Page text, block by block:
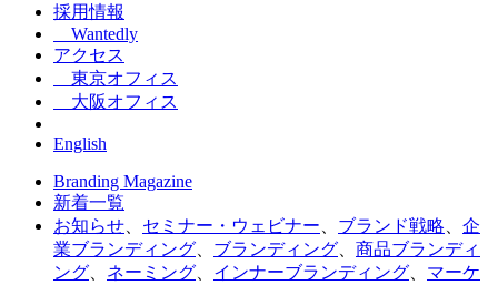
採用情報
Wantedly
アクセス
東京オフィス
大阪オフィス
English
Branding Magazine
新着一覧
お知らせ、 セミナー・ウェビナー、 ブランド戦略、 企
業ブランディング、 ブランディング、 商品ブランディ
ング、 ネーミング、 インナーブランディング、 マーケ